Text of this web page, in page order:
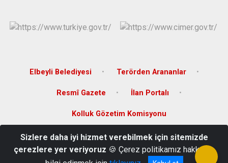
Elbeyli Belediyesi Terörden Arananlar
Resmî Gazete İlan Portalı
Kolluk Gözetim Komisyonu
Hürriyet Mahallesi Çakır Sokak No:21 Elbeyli/KİLİS
+90 348 782 21 13
Sizlere daha iyi hizmet verebilmek için sitemizde
çerezlere yer veriyoruz 🍪 Çerez politikamız hakkında